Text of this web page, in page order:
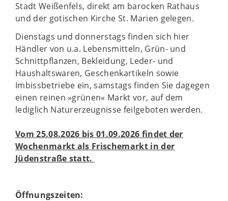
Stadt Weißenfels, direkt am barocken Rathaus
und der gotischen Kirche St. Marien gelegen.
Dienstags und donnerstags finden sich hier
Händler von u.a. Lebensmitteln, Grün- und
Schnittpflanzen, Bekleidung, Leder- und
Haushaltswaren, Geschenkartikeln sowie
Imbissbetriebe ein, samstags finden Sie dagegen
einen reinen »grünen« Markt vor, auf dem
lediglich Naturerzeugnisse feilgeboten werden.
Vom 25.08.2026 bis 01.09.2026 findet der
Wochenmarkt als Frischemarkt in der
Jüdenstraße statt.
Öffnungszeiten: